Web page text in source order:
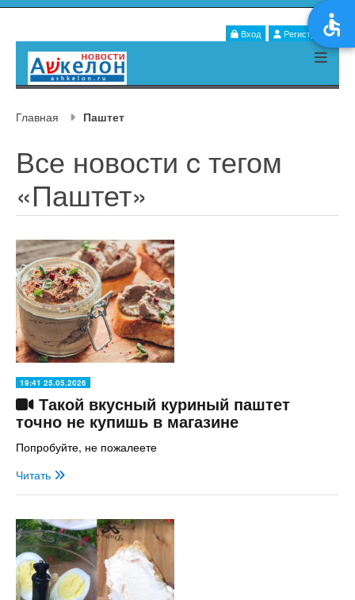
Вход Регистрация
Главная Паштет
Все новости c тегом
«Паштет»
19:41 25.05.2026
Такой вкусный куриный паштет
точно не купишь в магазине
Попробуйте, не пожалеете
Читать